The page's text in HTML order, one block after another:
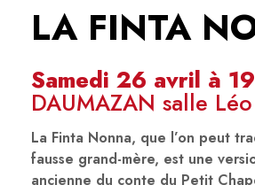
LA FINTA
Samedi 26 avril à
DAUMAZAN salle
La Finta Nonna, que l’on peut
fausse grand-mère, est une
ancienne du conte du Petit